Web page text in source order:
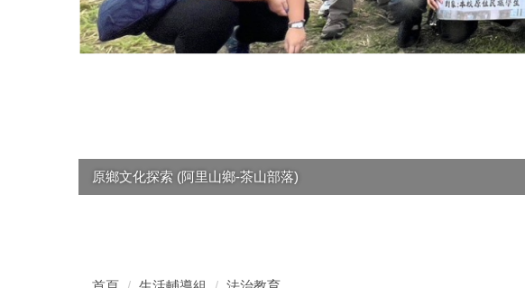
原鄉文化探索 (阿里山鄉-茶山部落)